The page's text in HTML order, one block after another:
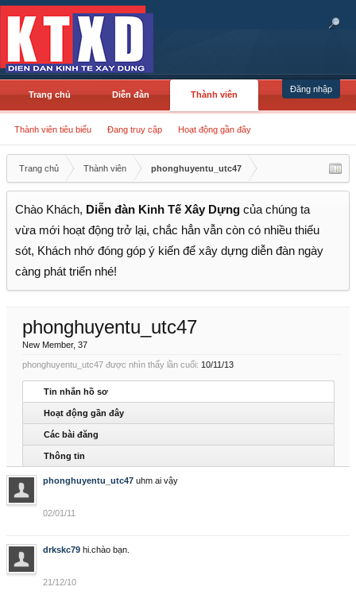
Đăng nhập
Trang chủ Diễn đàn Thành viên
Thành viên tiêu biểu Đang truy cập Hoạt động gần đây
Trang chủ Thành viên phonghuyentu_utc47
Chào Khách, Diễn đàn Kinh Tế Xây Dựng của chúng ta
vừa mới hoạt động trở lại, chắc hẳn vẫn còn có nhiều thiếu
sót, Khách nhớ đóng góp ý kiến để xây dựng diễn đàn ngày
càng phát triển nhé!
phonghuyentu_utc47
New Member, 37
phonghuyentu_utc47 được nhìn thấy lần cuối: 10/11/13
Tin nhắn hồ sơ
Hoạt động gần đây
Các bài đăng
Thông tin
phonghuyentu_utc47 uhm ai vậy
02/01/11
drkskc79 hi.chào bạn.
21/12/10